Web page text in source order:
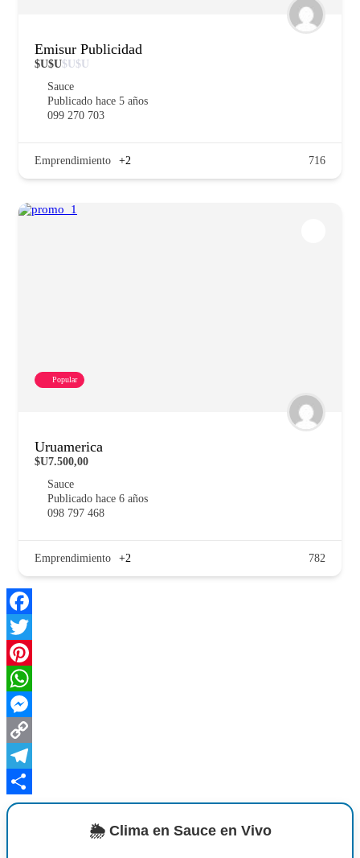
Emisur Publicidad
$U$U$U$U
Sauce
Publicado hace 5 años
099 270 703
Emprendimiento +2 716
Popular
Uruamerica
$U7.500,00
Sauce
Publicado hace 6 años
098 797 468
Emprendimiento +2 782
Facebook
Twitter
Pinterest
WhatsApp
Messenger
Copy
Link
Telegram
Compartir
🌦️ Clima en Sauce en Vivo